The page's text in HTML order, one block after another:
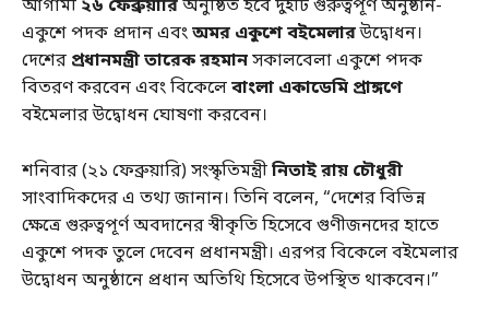
আগামী ২৬ ফেব্রুয়ারিঅনুষ্ঠিত হবে দুইটি গুরুত্বপূর্ণ অনুষ্ঠান-
একুশে পদক প্রদান এবংঅমর একুশে বইমেলারউদ্বোধন।
দেশের প্রধানমন্ত্রী তারেক রহমানসকালবেলা একুশে পদক
বিতরণ করবেন এবং বিকেলেবাংলা একাডেমি প্রাঙ্গণে
বইমেলার উদ্বোধন ঘোষণা করবেন।
শনিবার (২১ ফেব্রুয়ারি) সংস্কৃতিমন্ত্রীনিতাই রায় চৌধুরী
সাংবাদিকদের এ তথ্য জানান। তিনি বলেন, “দেশের বিভিন্ন
ক্ষেত্রে গুরুত্বপূর্ণ অবদানের স্বীকৃতি হিসেবে গুণীজনদের হাতে
একুশে পদক তুলে দেবেন প্রধানমন্ত্রী। এরপর বিকেলে বইমেলার
উদ্বোধন অনুষ্ঠানে প্রধান অতিথি হিসেবে উপস্থিত থাকবেন।”